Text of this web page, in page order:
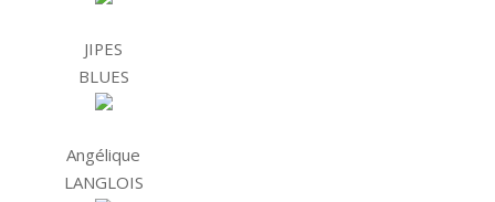
JIPES
BLUES
Angélique
LANGLOIS